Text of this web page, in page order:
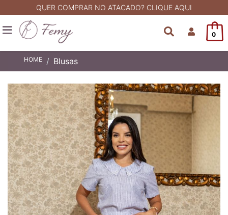
QUER COMPRAR NO ATACADO? CLIQUE AQUI
0
HOME Blusas